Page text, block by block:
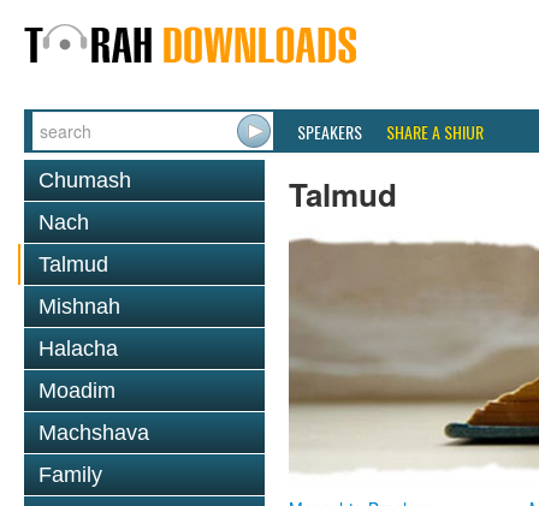
SPEAKERS SHARE A SHIUR
Chumash
Nach
Talmud
Mishnah
Halacha
Moadim
Machshava
Family
Talmud